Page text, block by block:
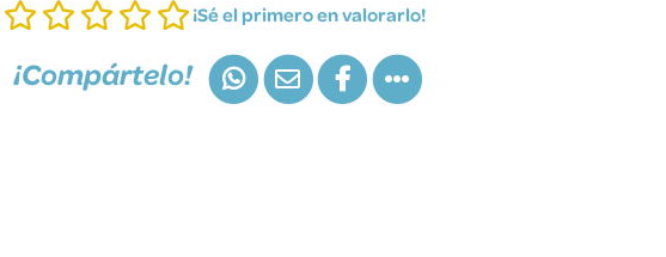
¡Sé el primero en valorarlo!
¡Compártelo!